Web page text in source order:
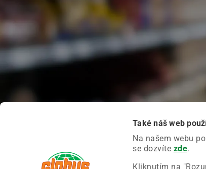
Také náš web
Na našem webu
se dozvíte zde.
Kliknutím na